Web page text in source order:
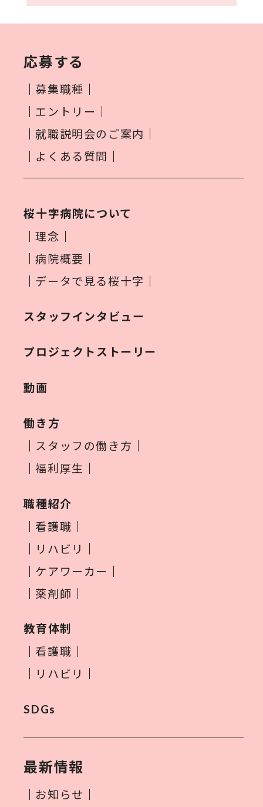
応募する
募集職種
エントリー
就職説明会のご案内
よくある質問
桜十字病院について
理念
病院概要
データで見る桜十字
スタッフインタビュー
プロジェクトストーリー
動画
働き方
スタッフの働き方
福利厚生
職種紹介
看護職
リハビリ
ケアワーカー
薬剤師
教育体制
看護職
リハビリ
SDGs
最新情報
お知らせ